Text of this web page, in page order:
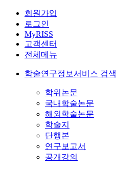
회원가입
로그인
MyRISS
고객센터
전체메뉴
학술연구정보서비스 검색
학위논문
국내학술논문
해외학술논문
학술지
단행본
연구보고서
공개강의